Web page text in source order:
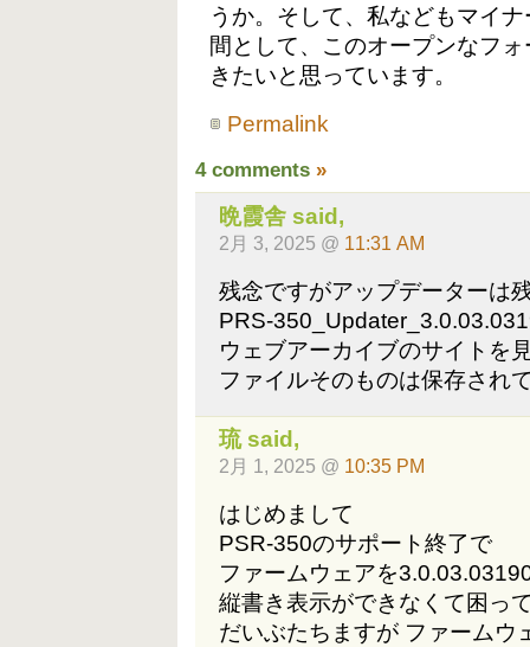
うか。そして、私などもマイ
間として、このオープンなフ
きたいと思っています。
Permalink
4 comments »
晩霞舎 said,
2月 3, 2025 @ 11:31 AM
残念ですがアップデーターは
PRS-
ウェブアーカイブのサイトを
ファイルそのものは保存され
琉 said,
2月 1, 2025 @ 10:35 PM
はじめまして
PSR-350のサポート終了で
ファームウェアを
縦書き表示ができなくて困っ
だいぶたちますが ファームウ